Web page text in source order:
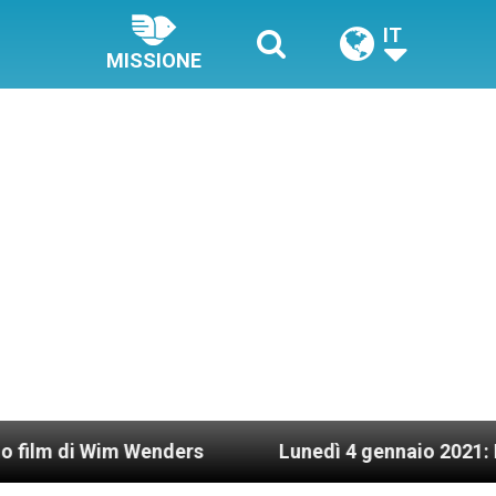
MISSIONE
IT
Wenders Lunedì 4 gennaio 2021: Possesso